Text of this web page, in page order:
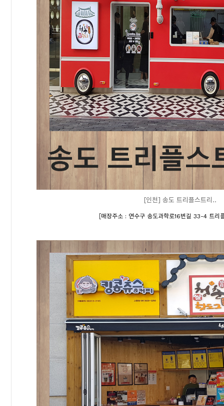
[인천] 송도 트리플스트리..
[매장주소 : 연수구 송도과학로16번길 33-4 트리